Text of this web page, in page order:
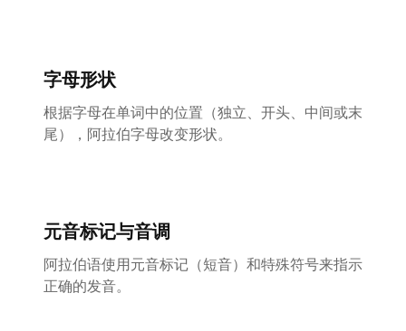
字母形状
根据字母在单词中的位置（独立、开头、中间或末
尾），阿拉伯字母改变形状。
元音标记与音调
阿拉伯语使用元音标记（短音）和特殊符号来指示
正确的发音。